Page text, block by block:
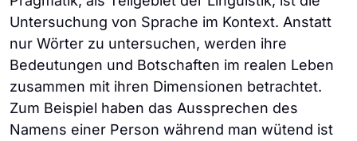
Untersuchung von Sprache im Kontext. Anstatt
nur Wörter zu untersuchen, werden ihre
Bedeutungen und Botschaften im realen Leben
zusammen mit ihren Dimensionen betrachtet.
Zum Beispiel haben das Aussprechen des
Namens einer Person während man wütend ist